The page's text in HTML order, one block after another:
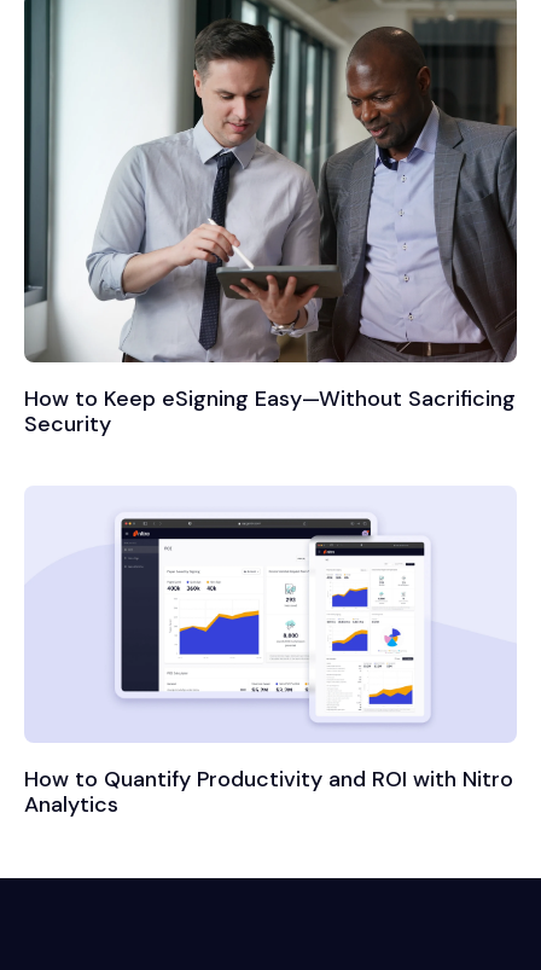
How to Keep eSigning Easy—Without Sacrificing
Security
How to Quantify Productivity and ROI with Nitro
Analytics